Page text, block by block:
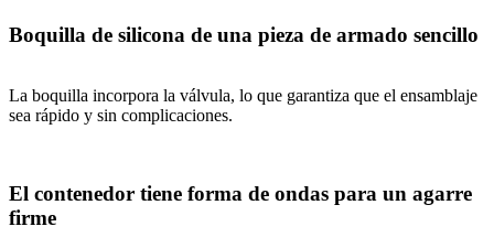
Boquilla de silicona de una pieza de armado sencillo
La boquilla incorpora la válvula, lo que garantiza que el ensamblaje
sea rápido y sin complicaciones.
El contenedor tiene forma de ondas para un agarre
firme